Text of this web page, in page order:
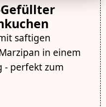
saftigen
in einem
- perfekt zum